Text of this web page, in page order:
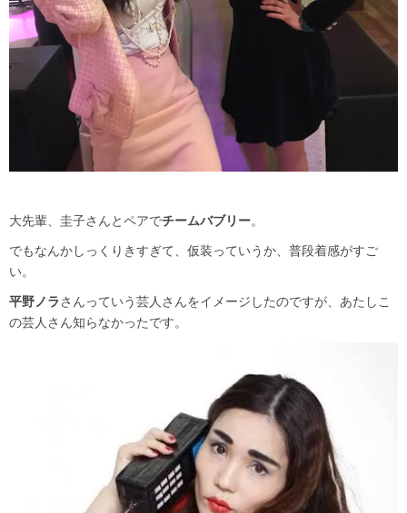
大先輩、圭子さんとペアでチームバブリー。
でもなんかしっくりきすぎて、仮装っていうか、普段着感がすご
い。
平野ノラ さんっていう芸人さんをイメージしたのですが、あたしこ
の芸人さん知らなかったです。